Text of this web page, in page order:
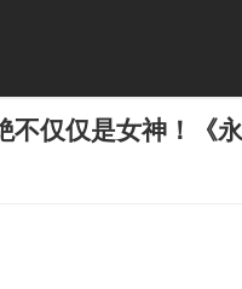
不仅仅是女神！《